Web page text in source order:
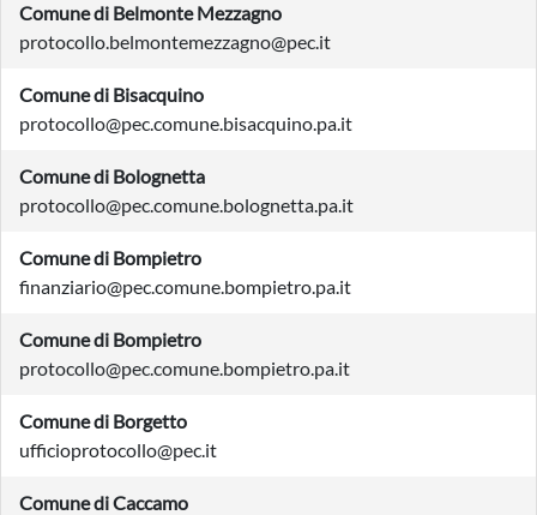
Comune di Belmonte Mezzagno
protocollo.belmontemezzagno@pec.it
Comune di Bisacquino
protocollo@pec.comune.bisacquino.pa.it
Comune di Bolognetta
protocollo@pec.comune.bolognetta.pa.it
Comune di Bompietro
finanziario@pec.comune.bompietro.pa.it
Comune di Bompietro
protocollo@pec.comune.bompietro.pa.it
Comune di Borgetto
ufficioprotocollo@pec.it
Comune di Caccamo